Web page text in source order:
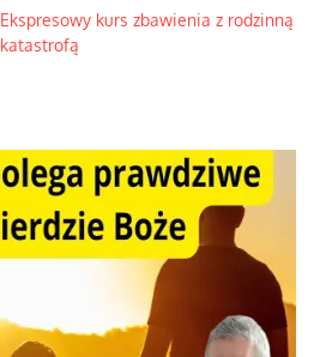
Ekspresowy kurs zbawienia z rodzinną
katastrofą